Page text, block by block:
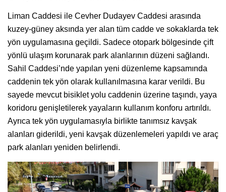
Liman Caddesi ile Cevher Dudayev Caddesi arasında
kuzey-güney aksında yer alan tüm cadde ve sokaklarda tek
yön uygulamasına geçildi. Sadece otopark bölgesinde çift
yönlü ulaşım korunarak park alanlarının düzeni sağlandı.
Sahil Caddesi’nde yapılan yeni düzenleme kapsamında
caddenin tek yön olarak kullanılmasına karar verildi. Bu
sayede mevcut bisiklet yolu caddenin üzerine taşındı, yaya
koridoru genişletilerek yayaların kullanım konforu artırıldı.
Ayrıca tek yön uygulamasıyla birlikte tanımsız kavşak
alanları giderildi, yeni kavşak düzenlemeleri yapıldı ve araç
park alanları yeniden belirlendi.